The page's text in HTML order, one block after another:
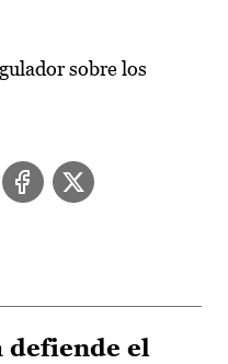
sobre los
defiende el